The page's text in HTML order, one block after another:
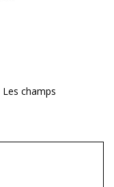
Les champs